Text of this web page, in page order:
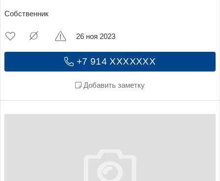
Собственник
+7 914 XXXXXXX
Добавить заметку
26 ноя 2023